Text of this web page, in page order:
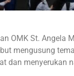
OMK St. Angela
mengusung
dan menyerukan